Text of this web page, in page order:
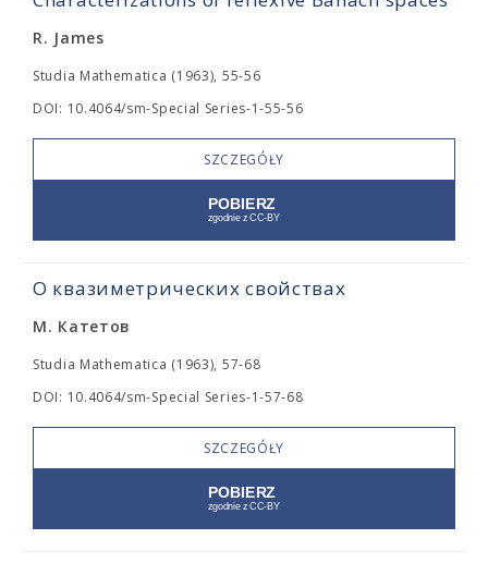
R. James
Studia Mathematica (1963), 55-56
DOI: 10.4064/sm-Special Series-1-55-56
SZCZEGÓŁY
О квазиметрических свойствах
М. Катетов
Studia Mathematica (1963), 57-68
DOI: 10.4064/sm-Special Series-1-57-68
SZCZEGÓŁY